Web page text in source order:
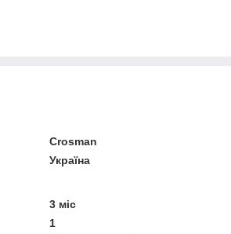
Crosman
Україна
3 міс
1